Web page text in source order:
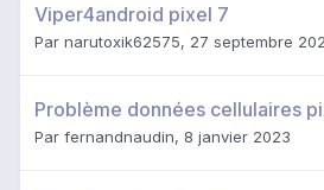
Viper4android pixel 7
Par narutoxik62575, 27 septembre
Problème données cellulaires
Par fernandnaudin, 8 janvier 2023